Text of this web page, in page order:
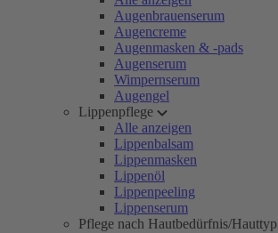
Augenbrauenserum
Augencreme
Augenmasken & -pads
Augenserum
Wimpernserum
Augengel
Lippenpflege
Alle anzeigen
Lippenbalsam
Lippenmasken
Lippenöl
Lippenpeeling
Lippenserum
Pflege nach Hautbedürfnis/Hauttyp